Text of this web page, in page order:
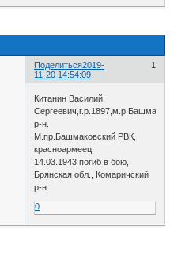
Поделиться 1
2019-
11-20 14:54:09
Китанин Василий
Сергеевич,г.р.1897,м.р.Башмаковский
р-н.
М.пр.Башмаковский РВК,
красноармеец.
14.03.1943 погиб в бою,
Брянская обл., Комаричский
р-н.
0